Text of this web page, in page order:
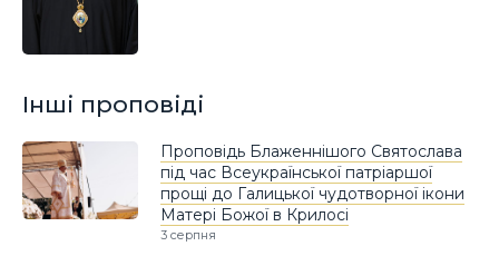
Інші проповіді
Проповідь Блаженнішого Святослава
під час Всеукраїнської патріаршої
прощі до Галицької чудотворної ікони
Матері Божої в Крилосі
3 серпня